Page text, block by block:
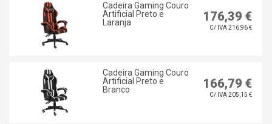
Cadeira Gaming Couro
Artificial Preto e
Laranja
176,39 €
C/ IVA 216,96 €
Cadeira Gaming Couro
Artificial Preto e
Branco
166,79 €
C/ IVA 205,15 €